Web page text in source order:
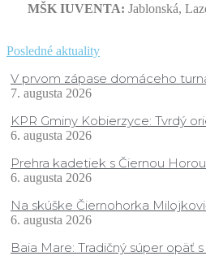
MŠK IUVENTA: Jablonská,
Posledné aktuality
V prvom zápase domáceho
7. augusta 2026
KPR Gminy Kobierzyce: Tvrdý
6. augusta 2026
Prehra kadetiek s Čiernou Horou
6. augusta 2026
Na skúške Čiernohorka
6. augusta 2026
Baia Mare: Tradičný súper opäť